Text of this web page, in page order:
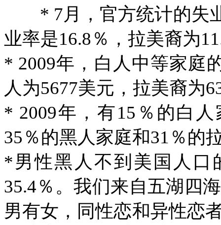
* 7月，官方统计的失
业率是16.8 ％，拉美裔为
* 2009年，白人中等家庭
人为5677美元，拉美裔为
* 2009年，有15 ％的白
35 ％的黑人家庭和31 ％的
*男性黑人不到美国人口
35.4％。我们来自五湖四
男有女，同性恋和异性恋